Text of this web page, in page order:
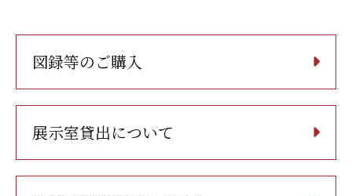
図録等のご購入
展示室貸出について